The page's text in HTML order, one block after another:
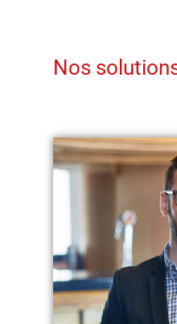
Nos